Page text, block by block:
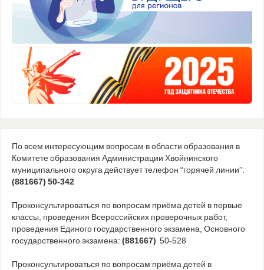
По всем интересующим вопросам в области образования в
Комитете образования Администрации Хвойнинского
муниципального округа действует телефон “горячей линии”:
(881667) 50-342
Проконсультироваться по вопросам приёма детей в первые
классы, проведения Всероссийских проверочных работ,
проведения Единого государственного экзамена, Основного
государственного экзамена: (881667) 50-528
Проконсультироваться по вопросам приёма детей в